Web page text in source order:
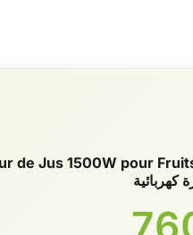
de Jus 1500W pour